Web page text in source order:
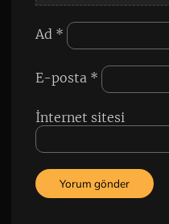
Ad *
E-posta *
İnternet sitesi